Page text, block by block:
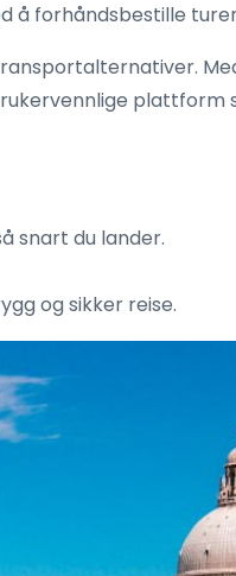
å forhåndsbestille
snart du lander.
og sikker reise.